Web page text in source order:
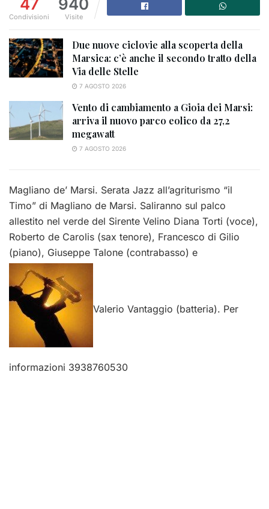
47
Condivisioni
940
Visite
Due nuove ciclovie alla scoperta della
Marsica: c’è anche il secondo tratto della
Via delle Stelle
7 AGOSTO 2026
Vento di cambiamento a Gioia dei Marsi:
arriva il nuovo parco eolico da 27,2
megawatt
7 AGOSTO 2026
Magliano de’ Marsi. Serata Jazz all’agriturismo “il
Timo” di Magliano de Marsi. Saliranno sul palco
allestito nel verde del Sirente Velino Diana Torti (voce),
Roberto de Carolis (sax tenore), Francesco di Gilio
(piano), Giuseppe Talone (contrabasso) e
Valerio Vantaggio (batteria). Per
informazioni 3938760530